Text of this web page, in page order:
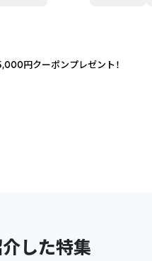
した特集
円クーポンプレゼント！